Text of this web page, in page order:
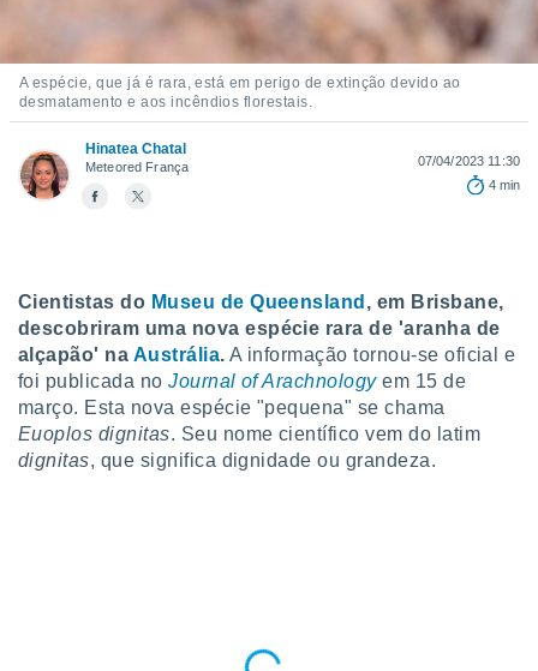
ao
a
todos os
lhe
e
com
Pode
na nossa
e
A espécie, que já é rara, está em perigo de extinção devido ao
desmatamento e aos incêndios florestais.
Hinatea Chatal
Meteored França
07/04/2023 11:30
4 min
Cientistas do Museu de Queensland , em Brisbane,
descobriram uma nova espécie rara de 'aranha de
alçapão' na Austrália. A informação tornou-se oficial e
foi publicada noJournal of Arachnology em 15 de
março. Esta nova espécie "pequena" se chama
Euoplos dignitas. Seu nome científico vem do latim
dignitas, que significa dignidade ou grandeza.